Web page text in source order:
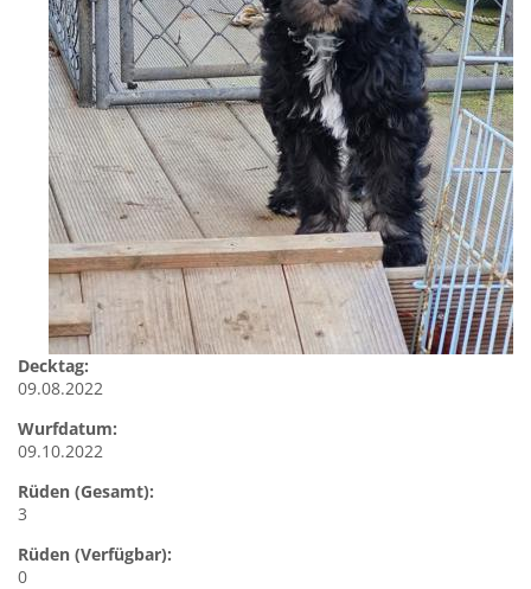
Decktag:
09.08.2022
Wurfdatum:
09.10.2022
Rüden (Gesamt):
3
Rüden (Verfügbar):
0